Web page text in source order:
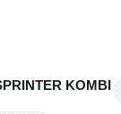
KOMBI